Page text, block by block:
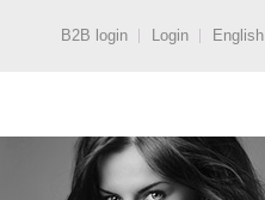
B2B login Login English